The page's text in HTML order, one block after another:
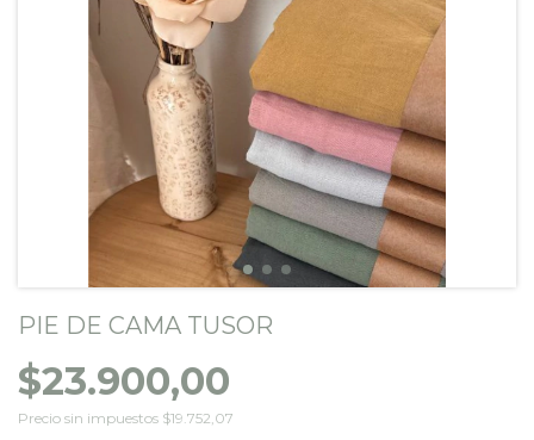
PIE DE CAMA TUSOR
$23.900,00
Precio sin impuestos $19.752,07